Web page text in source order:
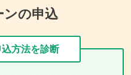
ンの申込
方法を診断